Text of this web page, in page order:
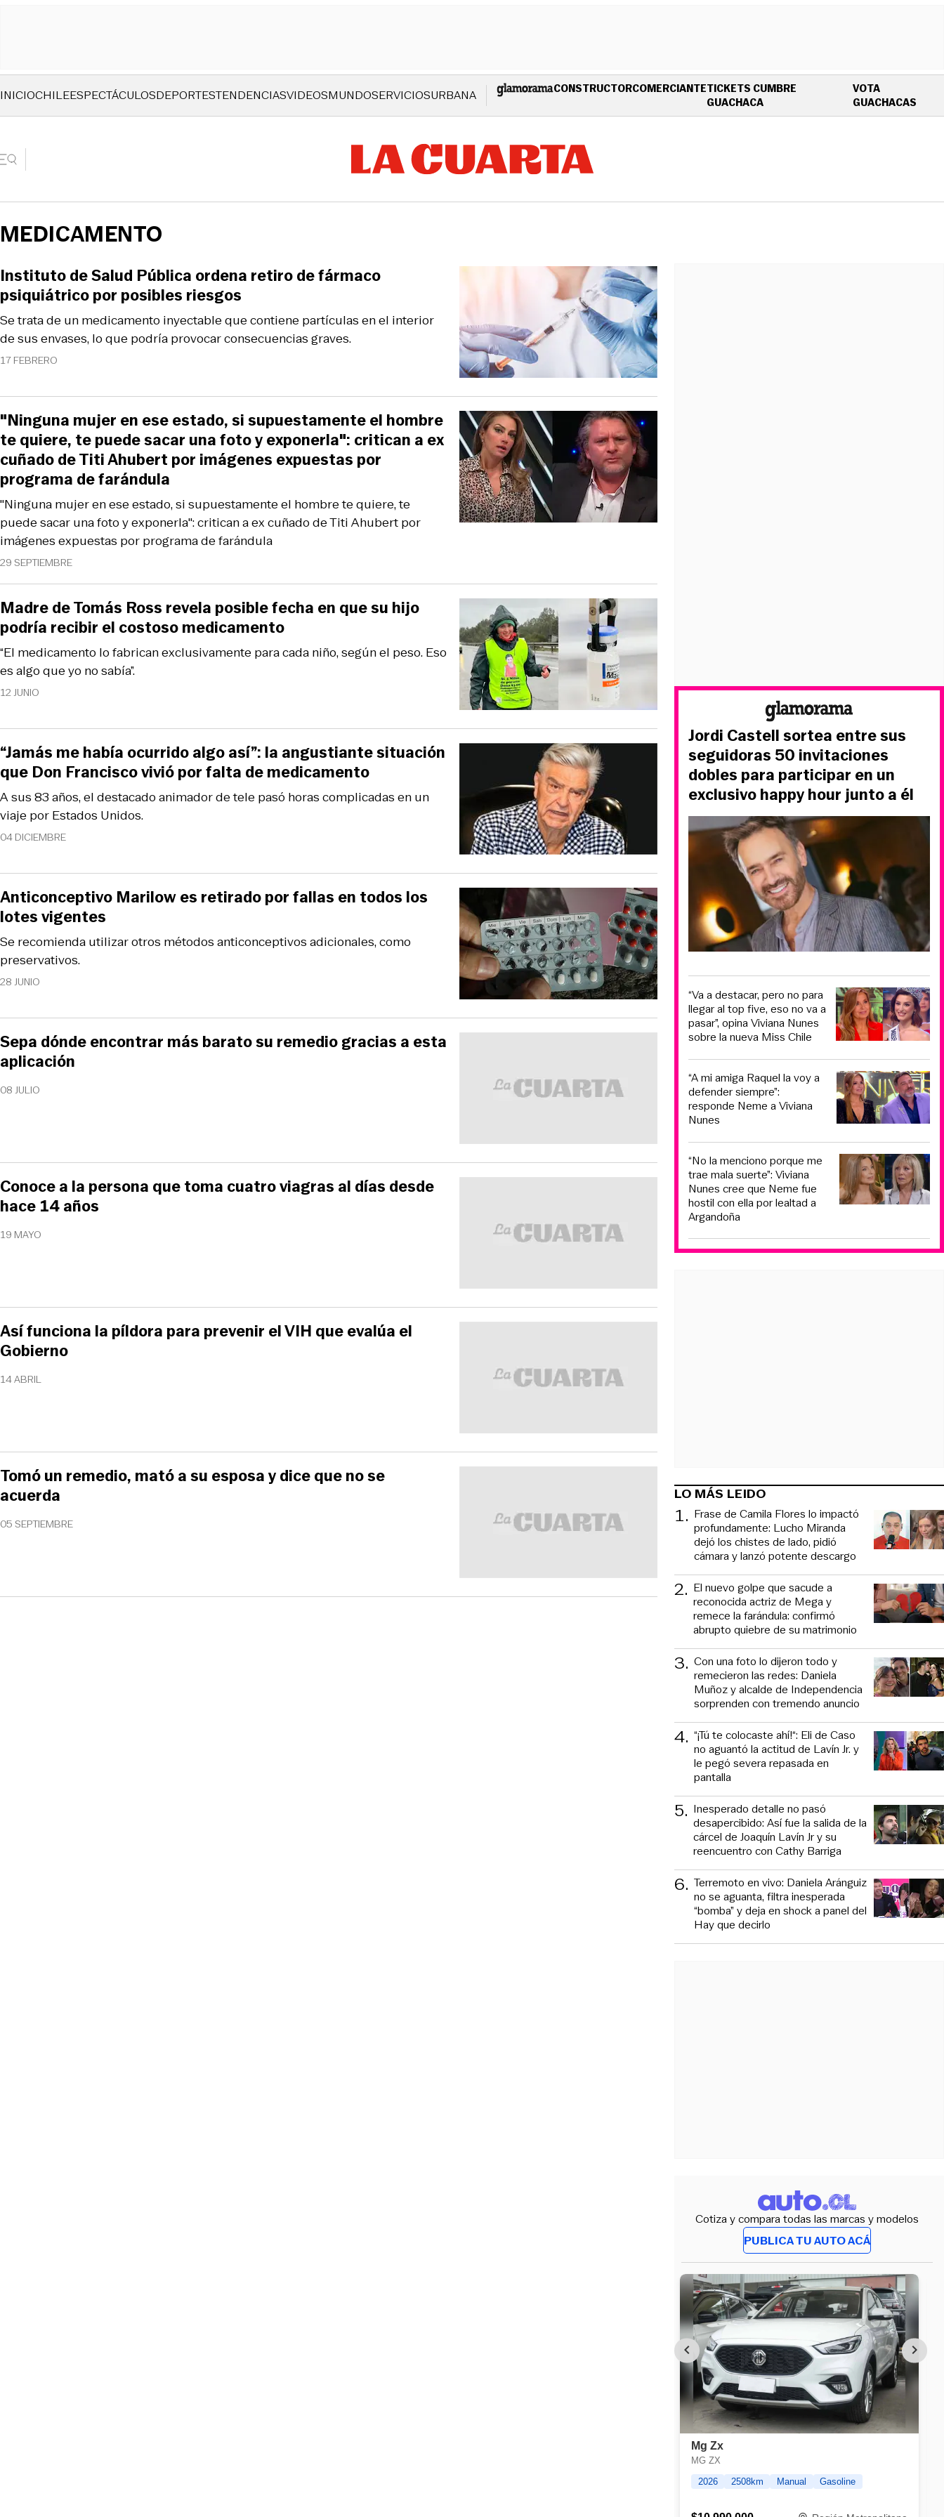
INICIOCHILEESPECTÁCULOSDEPORTESTENDENCIASVIDEOSMUNDOSERVICIOSURBANA CONSTRUCTORCOMERCIANTETICKETS CUMBRE
GUACHACAOPENS IN NEW WINDOW
VOTA
GUACHACAS
MEDICAMENTO
17 FEBRERO
Se trata de un medicamento inyectable que contiene partículas en el interior
de sus envases, lo que podría provocar consecuencias graves.
Instituto de Salud Pública ordena retiro de fármaco
psiquiátrico por posibles riesgos
29 SEPTIEMBRE
"Ninguna mujer en ese estado, si supuestamente el hombre te quiere, te
puede sacar una foto y exponerla": critican a ex cuñado de Titi Ahubert por
imágenes expuestas por programa de farándula
"Ninguna mujer en ese estado, si supuestamente el hombre
te quiere, te puede sacar una foto y exponerla": critican a ex
cuñado de Titi Ahubert por imágenes expuestas por
programa de farándula
12 JUNIO
“El medicamento lo fabrican exclusivamente para cada niño, según el peso. Eso
es algo que yo no sabía”.
Madre de Tomás Ross revela posible fecha en que su hijo
podría recibir el costoso medicamento
04 DICIEMBRE
A sus 83 años, el destacado animador de tele pasó horas complicadas en un
viaje por Estados Unidos.
“Jamás me había ocurrido algo así”: la angustiante situación
que Don Francisco vivió por falta de medicamento
28 JUNIO
Se recomienda utilizar otros métodos anticonceptivos adicionales, como
preservativos.
Anticonceptivo Marilow es retirado por fallas en todos los
lotes vigentes
08 JULIO
Sepa dónde encontrar más barato su remedio gracias a esta
aplicación
19 MAYO
Conoce a la persona que toma cuatro viagras al días desde
hace 14 años
14 ABRIL
Así funciona la píldora para prevenir el VIH que evalúa el
Gobierno
05 SEPTIEMBRE
Tomó un remedio, mató a su esposa y dice que no se
acuerda
Jordi Castell sortea entre sus
seguidoras 50 invitaciones
dobles para participar en un
exclusivo happy hour junto a él
“Va a destacar, pero no para
llegar al top five, eso no va a
pasar”, opina Viviana Nunes
sobre la nueva Miss Chile
“A mi amiga Raquel la voy a
defender siempre”:
responde Neme a Viviana
Nunes
“No la menciono porque me
trae mala suerte”: Viviana
Nunes cree que Neme fue
hostil con ella por lealtad a
Argandoña
LO MÁS LEIDO
1. Frase de Camila Flores lo impactó
profundamente: Lucho Miranda
dejó los chistes de lado, pidió
cámara y lanzó potente descargo
2. El nuevo golpe que sacude a
reconocida actriz de Mega y
remece la farándula: confirmó
abrupto quiebre de su matrimonio
3. Con una foto lo dijeron todo y
remecieron las redes: Daniela
Muñoz y alcalde de Independencia
sorprenden con tremendo anuncio
4. “¡Tú te colocaste ahí!“: Eli de Caso
no aguantó la actitud de Lavín Jr. y
le pegó severa repasada en
pantalla
5. Inesperado detalle no pasó
desapercibido: Así fue la salida de la
cárcel de Joaquín Lavín Jr y su
reencuentro con Cathy Barriga
6. Terremoto en vivo: Daniela Aránguiz
no se aguanta, filtra inesperada
“bomba” y deja en shock a panel del
Hay que decirlo
Cotiza y compara todas las marcas y modelos
PUBLICA TU AUTO ACÁ